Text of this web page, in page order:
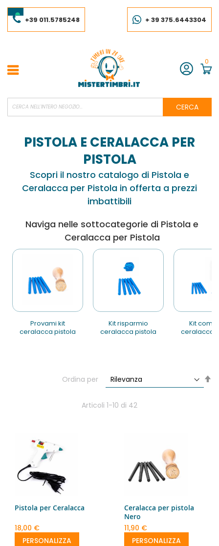
al
contenuto+39 011.5785248 + 39 375.6443304
Account
0
CERCA
PISTOLA E CERALACCA PER
PISTOLA
Scopri il nostro catalogo di Pistola e
Ceralacca per Pistola in offerta a prezzi
imbattibili
Naviga nelle sottocategorie di Pistola e
Ceralacca per Pistola
provami kit
ceralacca pistola
kit risparmio
ceralacca pistola
kit completo
ceralacca
Articoli 1-10 di 42
Ordina per
Pistola per Ceralacca
18,00 €
PERSONALIZZA
Ceralacca per pistola
Nero
11,90 €
PERSONALIZZA